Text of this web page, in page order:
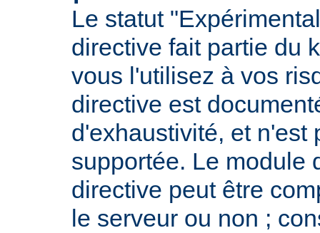
Le statut
directive fait partie du
vous l'utilisez à vos
directive est
d'exhaustivité, et n'est
supportée. Le module
directive peut être
le serveur ou non ;